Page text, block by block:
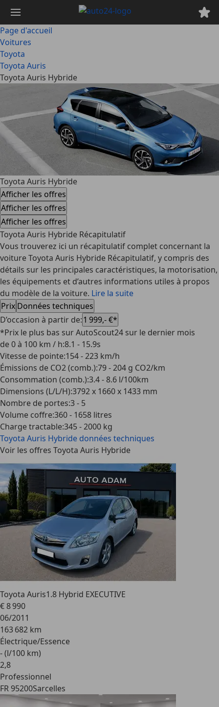
contenu
principal
Page d'accueil
Voitures
Toyota
Toyota Auris
Toyota Auris Hybride
Toyota Auris Hybride
Afficher les offres
Afficher les offres
Afficher les offres
Toyota Auris Hybride Récapitulatif
Vous trouverez ici un récapitulatif complet concernant la
voiture Toyota Auris Hybride Récapitulatif, y compris des
détails sur les principales caractéristiques, la motorisation,
les équipements et d’autres informations utiles à propos
du modèle de la voiture. Lire la suite
Prix Données techniques
D’occasion à partir de:1 999,- €*
*Prix le plus bas sur AutoScout24 sur le dernier mois
de 0 à 100 km / h:8.1 - 15.9s
Vitesse de pointe:154 - 223 km/h
Émissions de CO2 (comb.):79 - 204 g CO2/km
Consommation (comb.):3.4 - 8.6 l/100km
Dimensions (L/L/H):3792 x 1660 x 1433 mm
Nombre de portes:3 - 5
Volume coffre:360 - 1658 litres
Charge tractable:345 - 2000 kg
Toyota Auris Hybride données techniques
Voir les offres Toyota Auris Hybride
Toyota Auris1.8 Hybrid EXECUTIVE
€ 8 990
06/2011
163 682 km
Électrique/Essence
- (l/100 km)
2,8
Professionnel
FR 95200Sarcelles